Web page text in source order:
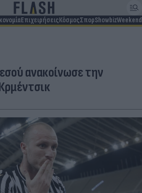
ΕπιχειρήσειςΚόσμοςΣπορShowbizWeekend
ανακοίνωσε την